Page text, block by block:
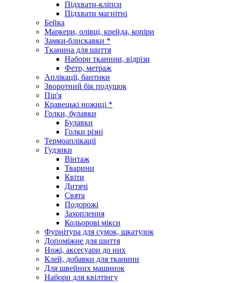
Підхвати-кліпси
Підхвати магнітні
Бейка
Маркери, олівці, крейда, копіри
Замки-блискавки *
Тканина для шиття
Набори тканини, відрізи
Фетр, метраж
Аплікації, бантики
Зворотний бік подушок
Пір'я
Кравецькі ножиці *
Голки, булавки
Булавки
Голки різні
Термоаплікації
Гудзики
Вінтаж
Тварини
Квіти
Дитячі
Свята
Подорожі
Захоплення
Кольорові мікси
Фурнітура для сумок, шкатулок
Допоміжне для шиття
Ножі, аксесуари до них
Клей, добавки для тканини
Для швейних машинок
Набори для квілтінгу